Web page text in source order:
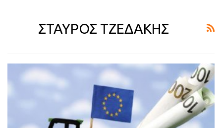
ΣΤΑΥΡΟΣ ΤΖΕΔΑΚΗΣ